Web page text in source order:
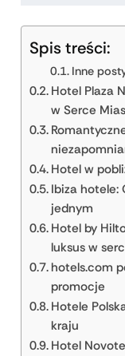
Spis treści:
Inne
Hotel Plaza
w Serce
Hotel w
Ibiza hotele:
jednym
Hotel by
luksus w
hotels.com
promocje
Hotele
kraju
Hotel